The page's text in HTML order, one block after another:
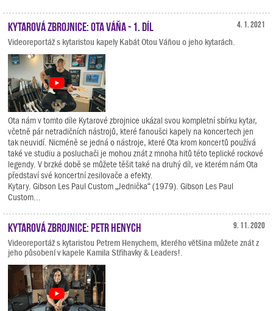
4. 1. 2021
Kytarová zbrojnice: Ota Váňa - 1. díl
Videoreportáž s kytaristou kapely Kabát Otou Váňou o jeho kytarách.
Ota nám v tomto díle Kytarové zbrojnice ukázal svou kompletní sbírku kytar,
včetně pár netradičních nástrojů, které fanoušci kapely na koncertech jen
tak neuvidí. Nicméně se jedná o nástroje, které Ota krom koncertů používá
také ve studiu a posluchači je mohou znát z mnoha hitů této teplické rockové
legendy. V brzké době se můžete těšit také na druhý díl, ve kterém nám Ota
představí své koncertní zesilovače a efekty.
Kytary. Gibson Les Paul Custom „Jednička“ (1979). Gibson Les Paul
Custom...
9. 11. 2020
Kytarová zbrojnice: Petr Henych
Videoreportáž s kytaristou Petrem Henychem, kterého většina můžete znát z
jeho působení v kapele Kamila Střihavky & Leaders!.